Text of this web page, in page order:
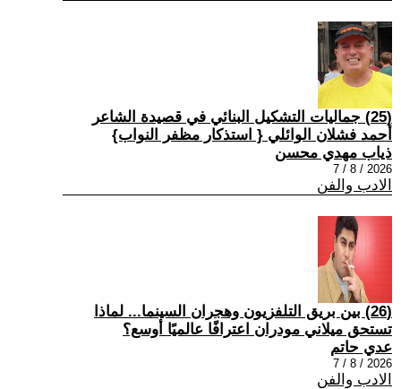
(25) جماليات التشكيل البنائي في قصيدة الشاعر
أحمد فشلان الوائلي { استذكار مظفر النواب}
ذياب مهدي محسن
2026 / 8 / 7
الادب والفن
(26) بين بريق التلفزيون وهجران السينما... لماذا
تستحق ميلاني مودران اعترافًا عالميًا أوسع؟
عدي حاتم
2026 / 8 / 7
الادب والفن